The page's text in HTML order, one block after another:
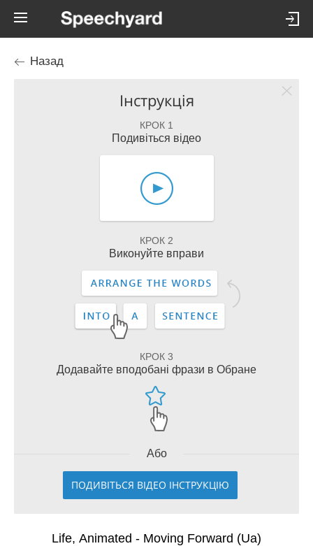
Назад
Інструкція
КРОК 1
Подивіться відео
КРОК 2
Виконуйте вправи
КРОК 3
Додавайте вподобані фрази в Обране
Або
ПОДИВІТЬСЯ ВІДЕО ІНСТРУКЦІЮ
Life, Animated - Moving Forward (Ua)